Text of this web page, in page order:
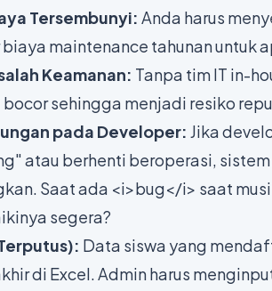
Tersembunyi: Anda harus
biaya maintenance tahunan untuk
Keamanan: Tanpa tim IT in-
sehingga menjadi resiko
pada Developer: Jika
atau berhenti beroperasi,
Saat ada <i>bug</i> saat
segera?
Data siswa yang
di Excel. Admin harus